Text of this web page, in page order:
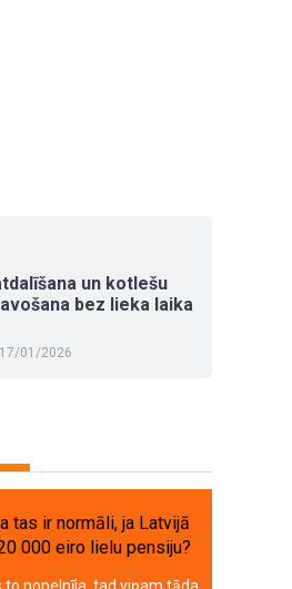
un kotlešu
bez lieka laika
17/01/2026
tas ir normāli, ja Latvijā
000 eiro lielu pensiju?
to nopelnīja, tad viņam tāda